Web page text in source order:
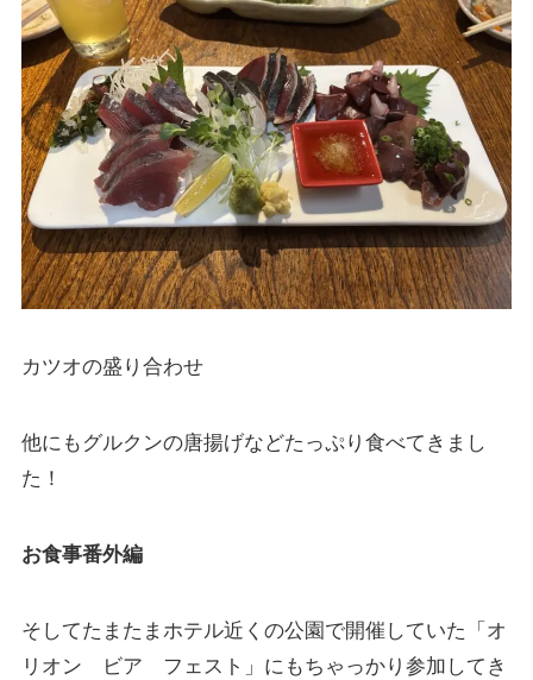
カツオの盛り合わせ
他にもグルクンの唐揚げなどたっぷり食べてきまし
た！
お食事番外編
そしてたまたまホテル近くの公園で開催していた「オ
リオン ビア フェスト」にもちゃっかり参加してき